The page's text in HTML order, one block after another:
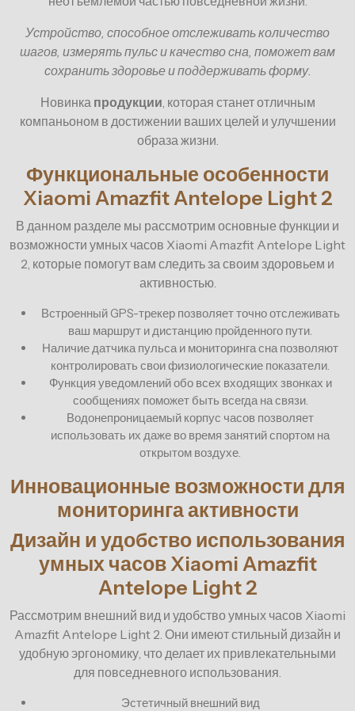
Устройство, способное отслеживать количество
шагов, измерять пульс и качество сна, поможет вам
сохранить здоровье и поддерживать форму.
Новинка продукции , которая станет отличным
компаньоном в достижении ваших целей и улучшении
образа жизни.
Функциональные особенности
Xiaomi Amazfit Antelope Light 2
В данном разделе мы рассмотрим основные функции и
возможности умных часов Xiaomi Amazfit Antelope Light
2, которые помогут вам следить за своим здоровьем и
активностью.
Встроенный GPS-трекер позволяет точно отслеживать
ваш маршрут и дистанцию пройденного пути.
Наличие датчика пульса и мониторинга сна позволяют
контролировать свои физиологические показатели.
Функция уведомлений обо всех входящих звонках и
сообщениях поможет быть всегда на связи.
Водонепроницаемый корпус часов позволяет
использовать их даже во время занятий спортом на
открытом воздухе.
Инновационные возможности для
мониторинга активности
Дизайн и удобство использования
умных часов Xiaomi Amazfit
Antelope Light 2
Рассмотрим внешний вид и удобство умных часов Xiaomi
Amazfit Antelope Light 2. Они имеют стильный дизайн и
удобную эргономику, что делает их привлекательными
для повседневного использования.
Эстетичный внешний вид